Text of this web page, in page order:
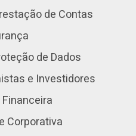
de Contas
de Dados
e Investidores
Corporativa